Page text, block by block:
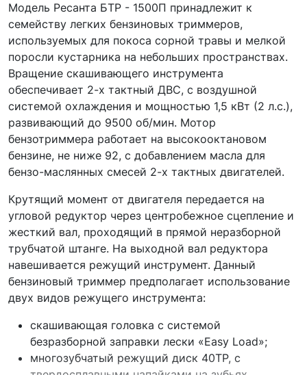
Модель Ресанта БТР - 1500П принадлежит к
семейству легких бензиновых триммеров,
используемых для покоса сорной травы и мелкой
поросли кустарника на небольших пространствах.
Вращение скашивающего инструмента
обеспечивает 2-х тактный ДВС, с воздушной
системой охлаждения и мощностью 1,5 кВт (2 л.с.),
развивающий до 9500 об/мин. Мотор
бензотриммера работает на высокооктановом
бензине, не ниже 92, с добавлением масла для
бензо-маслянных смесей 2-х тактных двигателей.
Крутящий момент от двигателя передается на
угловой редуктор через центробежное сцепление и
жесткий вал, проходящий в прямой неразборной
трубчатой штанге. На выходной вал редуктора
навешивается режущий инструмент. Данный
бензиновый триммер предполагает использование
двух видов режущего инструмента:
скашивающая головка с системой
безразборной заправки лески «Easy Load»;
многозубчатый режущий диск 40ТР, с